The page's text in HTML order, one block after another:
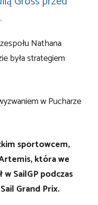
Nathana
była strategiem
w Pucharze
sportowcem,
która we
w SailGP podczas
Grand Prix.